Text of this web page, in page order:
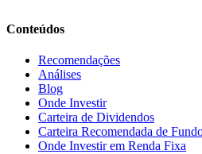
Conteúdos
Recomendações
Análises
Blog
Onde Investir
Carteira de Dividendos
Carteira Recomendada de
Onde Investir em Renda Fixa